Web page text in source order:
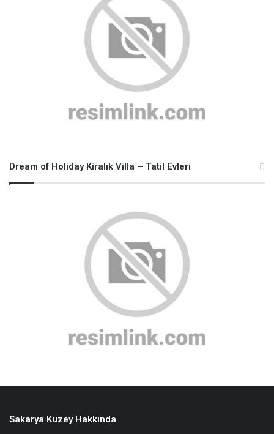
Dream of Holiday Kiralık Villa – Tatil Evleri
Sakarya Kuzey Hakkında